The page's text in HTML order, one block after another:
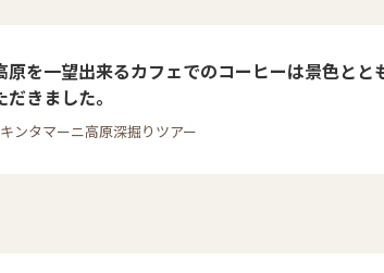
原を一望出来るカフェでのコーヒーは景色とと
きました。
ンタマーニ高原深掘りツアー